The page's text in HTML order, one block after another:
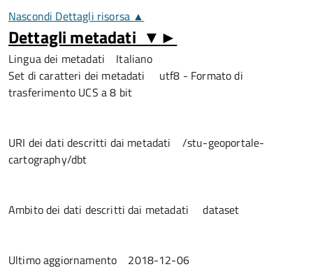
Nascondi Dettagli risorsa ▲
Dettagli metadati ▼ ►
Lingua dei metadati Italiano
Set di caratteri dei metadati utf8 - Formato di
trasferimento UCS a 8 bit
URI dei dati descritti dai metadati /stu-geoportale-
cartography/dbt
Ambito dei dati descritti dai metadati dataset
Ultimo aggiornamento 2018-12-06